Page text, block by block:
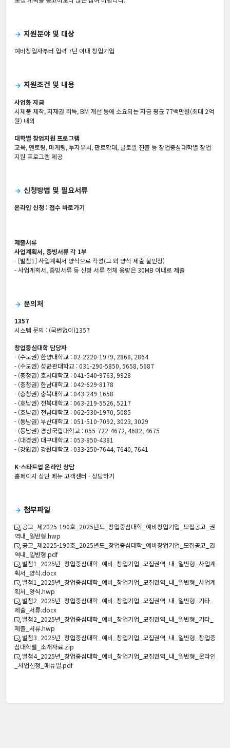
arrow_forward 지원분야 및 대상
예비창업자부터 업력 7년 이내 창업기업
arrow_forward 지원조건 및 내용
사업화 자금
시제품 제작, 지재권 취득, BM 개선 등에 소요되는 자금 평균 77백만원(최대 2억
원) 내외
대학별 창업지원 프로그램
교육, 멘토링, 마케팅, 투자유치, 판로확대, 글로벌 진출 등 창업중심대학별 창업
지원 프로그램 제공
arrow_forward 신청방법 및 필요서류
온라인 신청 : 접수 바로가기
제출서류
사업계획서, 증빙서류 각 1부
- [별첨1] 사업계획서 양식으로 작성(그 외 양식 제출 불인정)
- 사업계획서, 증빙서류 등 신청 서류 전체 용량은 30MB 이내로 제출
arrow_forward 문의처
1357
시스템 문의 : (국번없이)1357
창업중심대학 담당자
- (수도권) 한양대학교 : 02-2220-1979, 2868, 2864
- (수도권) 성균관대학교 : 031-290-5850, 5658, 5687
- (충청권) 호서대학교 : 041-540-9763, 9928
- (충청권) 한남대학교 : 042-629-8178
- (충청권) 충북대학교 : 043-249-1658
- (호남권) 전북대학교 : 063-219-5526, 5217
- (호남권) 전남대학교 : 062-530-1970, 5085
- (동남권) 부산대학교 : 051-510-7092, 3023, 3029
- (동남권) 경상국립대학교 : 055-722-4672, 4682, 4675
- (대경권) 대구대학교 : 053-850-4381
- (강원권) 강원대학교 : 033-250-7644, 7640, 7641
K-스타트업 온라인 상담
홈페이지 상단 메뉴 고객센터 - 상담하기
arrow_forward 첨부파일
공고_제2025-190호_2025년도_창업중심대학_예비창업기업_모집공고_권
역내_일반형.hwp
공고_제2025-190호_2025년도_창업중심대학_예비창업기업_모집공고_권
역내_일반형.pdf
별첨1_2025년_창업중심대학_예비_창업기업_모집권역_내_일반형_사업계
획서_양식.docx
별첨1_2025년_창업중심대학_예비_창업기업_모집권역_내_일반형_사업계
획서_양식.hwp
별첨2_2025년_창업중심대학_예비_창업기업_모집권역_내_일반형_기타_
제출_서류.docx
별첨2_2025년_창업중심대학_예비_창업기업_모집권역_내_일반형_기타_
제출_서류.hwp
별첨3_2025년_창업중심대학_예비_창업기업_모집권역_내_일반형_창업중
심대학별_소개자료.zip
별첨4_2025년_창업중심대학_예비_창업기업_모집권역_내_일반형_온라인
_사업신청_매뉴얼.pdf